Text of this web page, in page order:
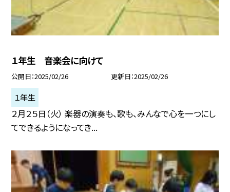
１年生 音楽会に向けて
公開日 2025/02/26 更新日 2025/02/26
１年生
２月２５日（火） 楽器の演奏も、歌も、みんなで心を一つにし
てできるようになってき...